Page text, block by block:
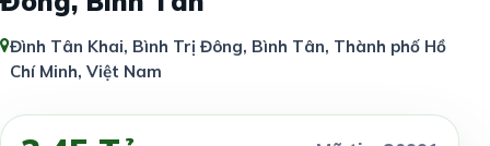
Đình Tân Khai, Bình Trị Đông, Bình Tân, Thành phố Hồ
Chí Minh, Việt Nam